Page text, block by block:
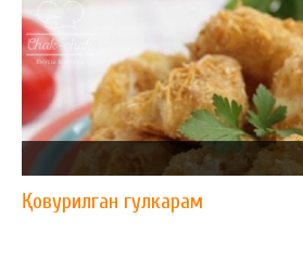
Қовурилган гулкарам